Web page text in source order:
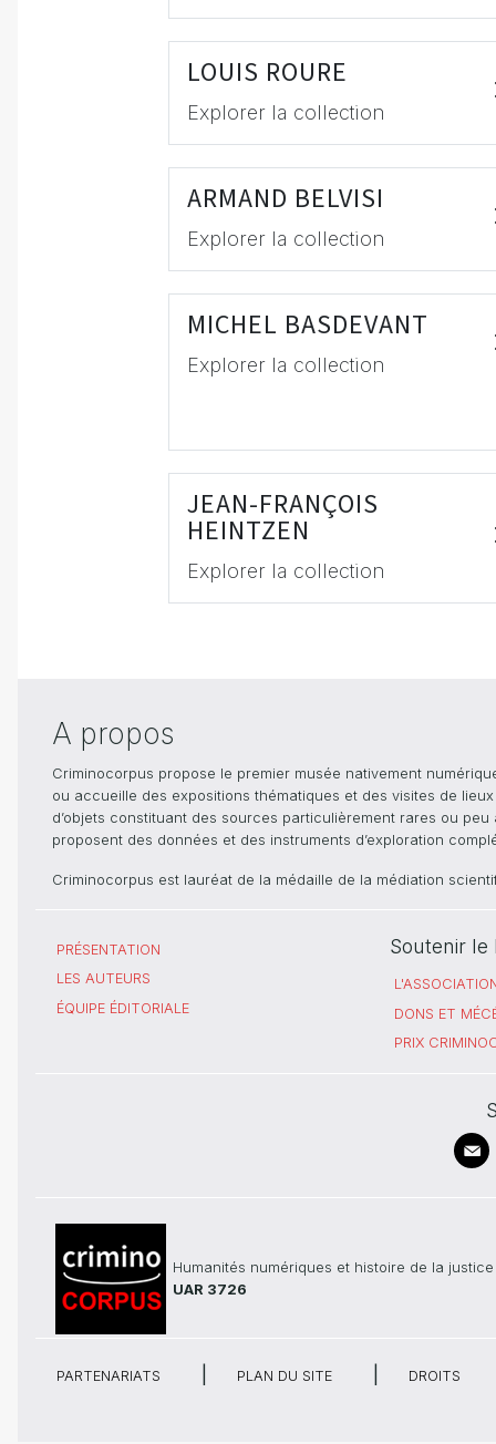
LOUIS ROURE
Explorer la collection
ARMAND BELVISI
Explorer la collection
MICHEL BASDEVANT
Explorer la collection
JEAN-FRANÇOIS
HEINTZEN
Explorer la collection
A propos
Criminocorpus propose le premier musée nativement
ou accueille des expositions thématiques et des visites de
d’objets constituant des sources particulièrement rares ou
proposent des données et des instruments d’exploration
Criminocorpus est lauréat de la médaille de la médiation
PRÉSENTATION
LES AUTEURS
ÉQUIPE ÉDITORIALE
Soutenir le
DONS ET
PRIX
Humanités numériques et histoire de la justice
UAR 3726
PARTENARIATS PLAN DU SITE DROITS